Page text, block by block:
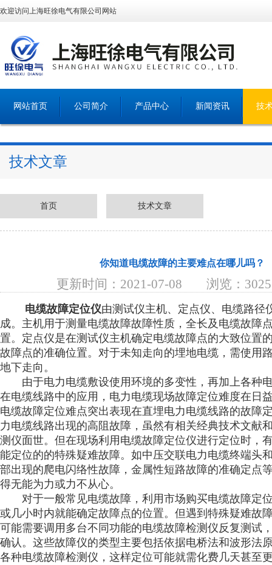
欢迎访问上海旺徐电气有限公司网站
网站首页 公司简介 产品中心 新闻资讯 技
技术文章
首页 技术文章
你知道电缆故障的主要难点在哪儿吗？
更新时间：2021-07-08 浏览：
电缆故障定位仪由测试仪主机、定点仪、电缆路径
成。主机用于测量电缆故障故障性质，全长及电缆故障
置。定点仪是在测试仪主机确定电缆故障点的大致位置
故障点的准确位置。对于未知走向的埋地电缆，需使用
地下走向。
由于电力电缆敷设使用环境的多变性，再加上各种
在电缆线路中的应用，电力电缆现场故障定位难度在日
电缆故障定位难点突出表现在直埋电力电缆线路的故障
力电缆线路出现的高阻故障，虽然有相关经典技术文献
测仪面世。但在现场利用电缆故障定位仪进行定位时，
能定位的的特殊疑难故障。如中压交联电力电缆终端头
部出现的爬电闪络性故障，金属性短路故障的准确定点
得无能为力或力不从心。
对于一般常见电缆故障，利用市场购买电缆故障定
或几小时内就能确定故障点的位置。但遇到特殊疑难故
可能需要调用多台不同功能的电缆故障检测仪反复测试
确认。这些故障仪的类型主要包括依据电桥法和波形法
各种电缆故障检测仪，这样定位可能就需化费几天甚至